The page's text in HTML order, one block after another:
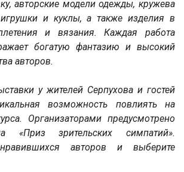
авторские модели одежды, кружева
и куклы, а также изделия в
и вязания. Каждая работа
богатую фантазию и высокий
авторов.
у жителей Серпухова и гостей
возможность повлиять на
Организаторами предусмотрено
«Приз зрительских симпатий».
авторов и выберите